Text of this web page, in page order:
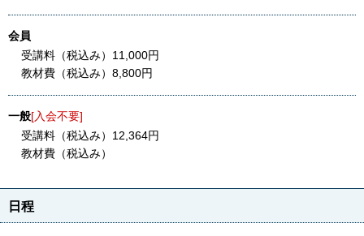
会員
受講料（税込み）11,000円
教材費（税込み）8,800円
一般[入会不要]
受講料（税込み）12,364円
教材費（税込み）
日程